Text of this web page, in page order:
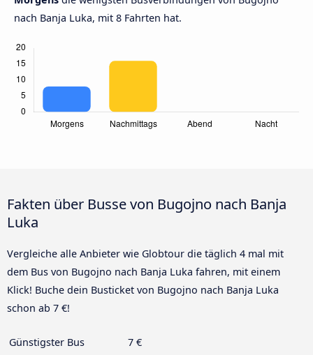
nach Banja Luka, mit 8 Fahrten hat.
Fakten über Busse von Bugojno nach Banja
Luka
Vergleiche alle Anbieter wie Globtour die täglich 4 mal mit
dem Bus von Bugojno nach Banja Luka fahren, mit einem
Klick! Buche dein Busticket von Bugojno nach Banja Luka
schon ab 7 €!
Günstigster Bus
7 €